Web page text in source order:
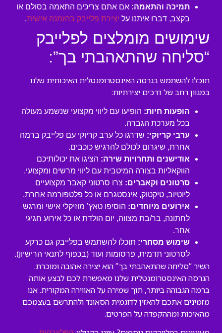
תמיכה והתאמה: אם אתם צריכים התאמה בסולם או
בקצב, דברו איתנו על יצירת פלייבק בהזמנה אישית.
שימושים מומלצים לפלייבק
“סליחה שהתאהבתי בך”:
תוכלו להשתמש בגרסה האינסטרומנטלית האיכותית שלנו
במגוון רחב של דרכים יצירתיות:
הופעות חיות: הופיעו עם ליווי מקצועי שנשמע מעולה
בכל מערכת הגברה.
ערבי קריוקי: שדרגו כל ערב קריוקי עם פלייבק ברמה
אחרת, שיגרום לכולם להרגיש כוכבים.
אודישנים ותחרויות שירה: הציגו את יכולותיכם
הווקאליות בצורה המיטבית עם ליווי מרשים ומקצועי.
סרטונים וקאברים: צרו סרטוני קאבר מקצועיים
ליוטיוב, טיקטוק, אינסטגרם או כל פלטפורמה אחרת.
אירועים מיוחדים: הוסיפו טאץ’ מוזיקלי אישי ומרגש
לחתונה, בר/בת מצווה, יום הולדת או כל אירוע חגיגי
אחר.
שימוש מסחרי: תוכלו להשתמש בפלייבק גם כרקע
לסרטוני תדמית, פרסומות ועוד (בכפוף לתנאי הרישיון).
השיר “סליחה שהתאהבתי בך” הוא יצירה אהובה ומוכרת.
הגרסה האינסטרומנטלית שלנו מאפשרת לכם לבצע אותה
ברמה הגבוהה ביותר, תוך שמירה על האווירה המקורית. אנו
מזמינים אתכם להאזין לדוגמית הסאונד ולהתרשם בעצמכם
מהאיכות ומההקפדה על הפרטים.